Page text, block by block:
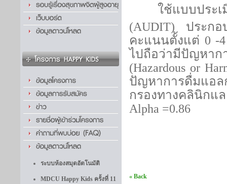
ระบบห้องสมุดอัตโนมัติ
MDCU Happy Kids ครั้งที่ 11
ใช้แบบประ
(AUDIT)
ประก
คะแนนตั้งแต่ 0 -
ไปถือว่ามีปัญหาก
(Hazardous or
ปัญหาการดื่มแอล
กรองทางคลินิก
Alpha =0.86
« Back